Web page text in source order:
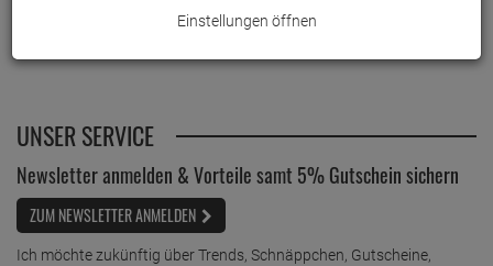
UNSER SERVICE
Newsletter anmelden & Vorteile samt 5% Gutschein sichern
ZUM NEWSLETTER ANMELDEN
Ich möchte zukünftig über Trends, Schnäppchen, Gutscheine,
Einstellungen öffnen